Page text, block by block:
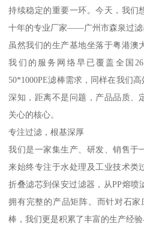
持续稳定的重要一环。今天，我们
十年的专业厂家——广州市森泉过滤
虽然我们的生产基地坐落于粤港澳
我们的服务网络早已覆盖全国
50*1000PE滤棒需求，同样在我们
深知，距离不是问题，产品品质、
关心的核心。
专注过滤，根基深厚
我们是一家集生产、研发、销售于
来始终专注于水处理及工业技术类
折叠滤芯到保安过滤器，从PP熔
拥有完整的产品矩阵。而针对石家
棒，我们更是积累了丰富的生产经验